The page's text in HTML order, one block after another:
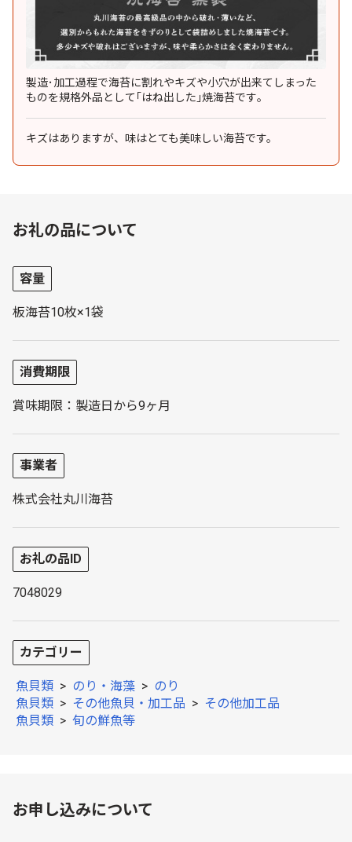
製造･加工過程で海苔に割れやキズや小穴が出来てしまった
ものを規格外品として｢はね出した｣焼海苔です｡
キズはありますが、味はとても美味しい海苔です。
お礼の品について
容量
板海苔10枚×1袋
消費期限
賞味期限：製造日から9ヶ月
事業者
株式会社丸川海苔
お礼の品ID
7048029
カテゴリー
魚貝類 > のり・海藻 > のり
魚貝類 > その他魚貝・加工品 > その他加工品
魚貝類 > 旬の鮮魚等
お申し込みについて